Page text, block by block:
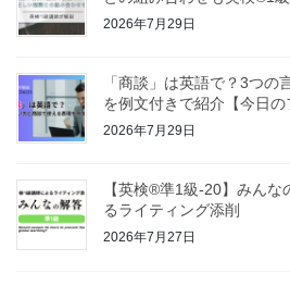
2026年7月29日
「商談」は英語で？3つ
を例文付きで紹介【今日の
2026年7月29日
【英検®準1級-20】みん
るライティング添削
2026年7月27日